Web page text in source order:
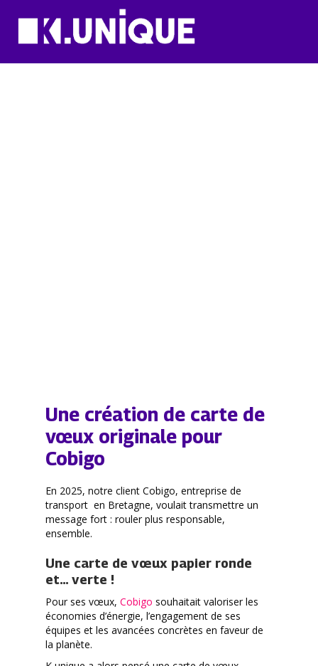
Une création de carte de
vœux originale pour
Cobigo
En 2025, notre client Cobigo, entreprise de
transport en Bretagne, voulait transmettre un
message fort : rouler plus responsable,
ensemble.
Une carte de vœux papier ronde
et… verte !
Pour ses vœux, Cobigo souhaitait valoriser les
économies d’énergie, l’engagement de ses
équipes et les avancées concrètes en faveur de
la planète.